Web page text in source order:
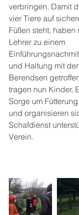
verbringen. Damit
vier Tiere auf
Füßen steht, haben
Lehrer zu einem
und Haltung mit
Berendsen
tragen nun Kinder,
Sorge um
und organisieren
Schafdienst
Verein.